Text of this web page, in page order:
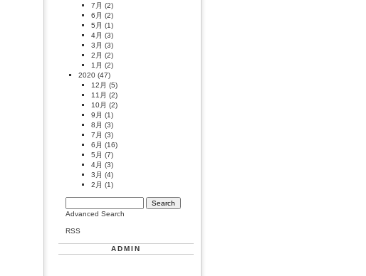
7月 (2)
6月 (2)
5月 (1)
4月 (3)
3月 (3)
2月 (2)
1月 (2)
2020 (47)
12月 (5)
11月 (2)
10月 (2)
9月 (1)
8月 (3)
7月 (3)
6月 (16)
5月 (7)
4月 (3)
3月 (4)
2月 (1)
Advanced Search
RSS
ADMIN